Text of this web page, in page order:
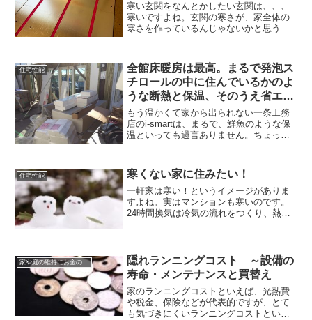
寒い玄関をなんとかしたい玄関は、、、
寒いですよね。玄関の寒さが、家全体の
寒さを作っているんじゃないかと思う家
ら、それなりのこだわりもあるはずで
す。でも、寒いのはいや！そん...
住宅性能
全館床暖房は最高。まるで発泡ス
チロールの中に住んでいるかのよ
うな断熱と保温、そのうえ省エ
ネ。
もう温かくて家から出られない一条工務
店のi-smartは、まるで、鮮魚のような保
温といっても過言ありません。ちょっと
もう、家から出たくありません。外がど
んなに寒いかを忘...
住宅性能 寒くない家に住みたい！
一軒家は寒い！というイメージがありま
すよね。実はマンションも寒いのです。
24時間換気は冷気の流れをつくり、熱す
かくしていたい！40代も過ぎると足の冷
えが気になり暖かい家に住みたいと思う
気持ちが強くなります。
家や庭の維持にお金のかからない家づくり、暮らしかた
隠れランニングコスト ～設備の
寿命・メンテナンスと買替え
家のランニングコストといえば、光熱費
や税金、保険などが代表的ですが、とて
も気づきにくいランニングコストという